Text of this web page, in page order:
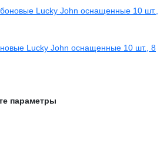
Lucky John оснащенные 10 шт., 8
параметры